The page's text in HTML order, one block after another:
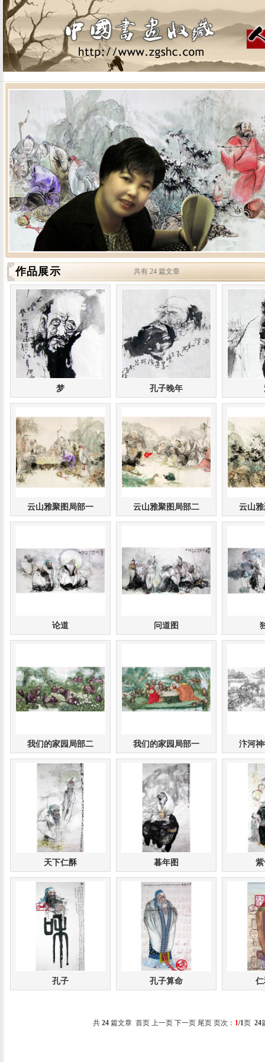
作品展示 共有 24 篇文章
梦 孔子晚年
云山雅聚图局部一 云山雅聚图局部二 云山
论道 问道图
我们的家园局部二 我们的家园局部一 汴河
天下仁酥 暮年图
孔子 孔子算命
共24 篇文章 首页 上一页 下一页 尾页 页次： 1/1页24